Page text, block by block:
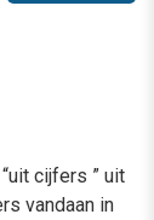
cijfers ” uit
vandaan in